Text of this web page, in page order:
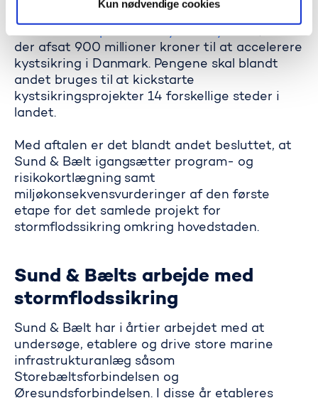
Kun nødvendige cookies
der afsat 900 millioner kroner til at accelerere
kystsikring i Danmark. Pengene skal blandt
andet bruges til at kickstarte
kystsikringsprojekter 14 forskellige steder i
landet.
Med aftalen er det blandt andet besluttet, at
Sund & Bælt igangsætter program- og
risikokortlægning samt
miljøkonsekvensvurderinger af den første
etape for det samlede projekt for
stormflodssikring omkring hovedstaden.
Sund & Bælts arbejde med
stormflodssikring
Sund & Bælt har i årtier arbejdet med at
undersøge, etablere og drive store marine
infrastrukturanlæg såsom
Storebæltsforbindelsen og
Øresundsforbindelsen. I disse år etableres